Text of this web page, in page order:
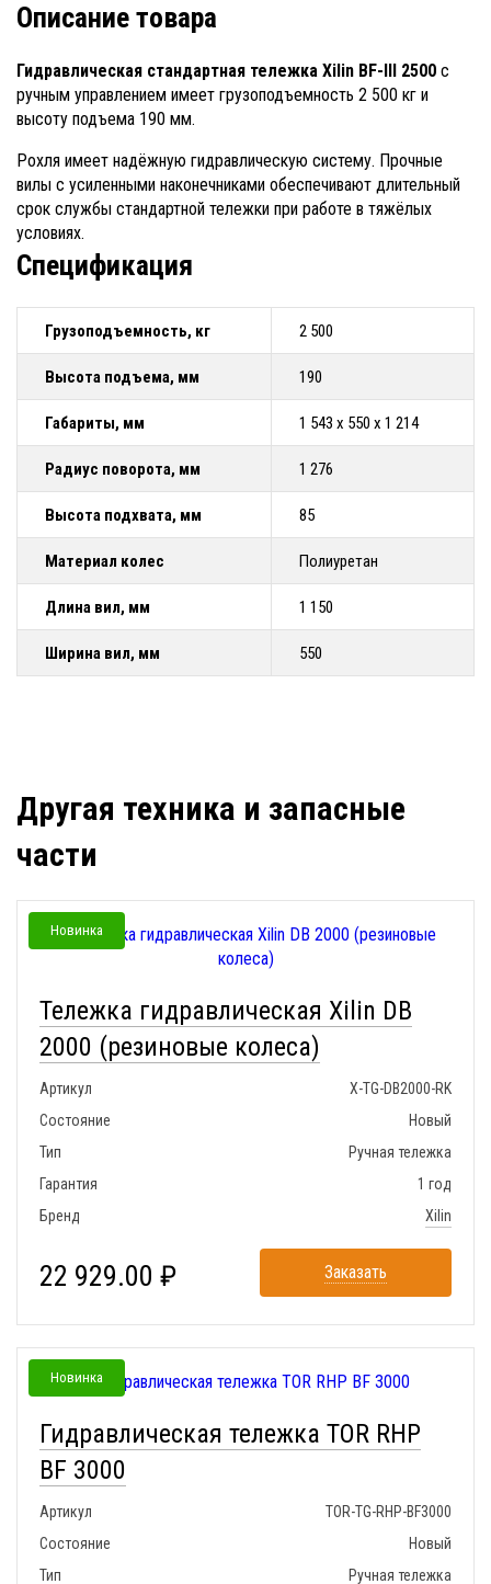
Описание товара
Гидравлическая стандартная тележка Xilin BF-III 2500 с
ручным управлением имеет грузоподъемность 2 500 кг и
высоту подъема 190 мм.
Рохля имеет надёжную гидравлическую систему. Прочные
вилы с усиленными наконечниками обеспечивают длительный
срок службы стандартной тележки при работе в тяжёлых
условиях.
Спецификация
Грузоподъемность, кг 2 500
Высота подъема, мм 190
Габариты, мм 1 543 х 550 х 1 214
Радиус поворота, мм 1 276
Высота подхвата, мм 85
Материал колес Полиуретан
Длина вил, мм 1 150
Ширина вил, мм 550
Другая техника и запасные
части
Новинка
Тележка гидравлическая Xilin DB
2000 (резиновые колеса)
Артикул
X-TG-DB2000-RK
Состояние
Новый
Тип
Ручная тележка
Гарантия
1 год
Бренд
Xilin
22 929.00 ₽ Заказать
Новинка
Гидравлическая тележка TOR RHP
BF 3000
Артикул
TOR-TG-RHP-BF3000
Состояние
Новый
Тип
Ручная тележка